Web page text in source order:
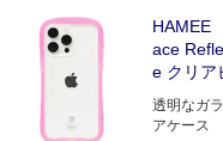
HAMEE
ace
e クリア
透明なガ
アケース